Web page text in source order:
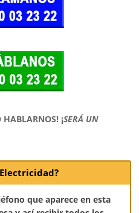
HABLARNOS! ¡SERÁ UN
que aparece en esta